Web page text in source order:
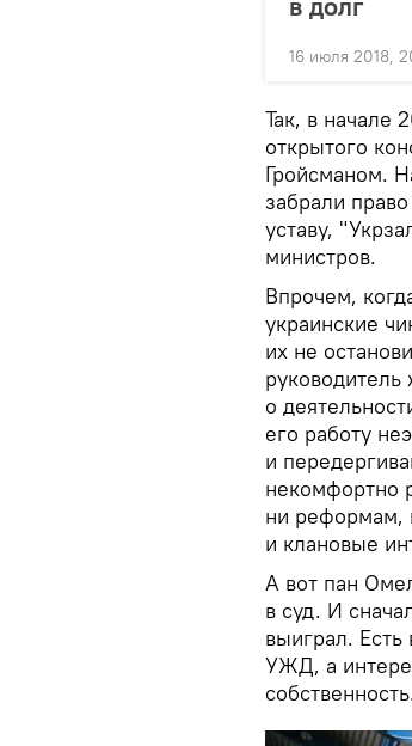
16 июля 2018,
Так, в начале
открытого
Гройсманом.
забрали
уставу,
министров.
Впрочем,
украинские
их не
о
его работу
и
некомфортно
ни реформам,
и клановые
А вот пан
в суд. И
выиграл.
УЖД, а